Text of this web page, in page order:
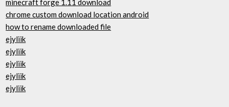
minecraft forge 1.11 download
chrome custom download location android
how to rename downloaded file
ejyliik
ejyliik
ejyliik
ejyliik
ejyliik